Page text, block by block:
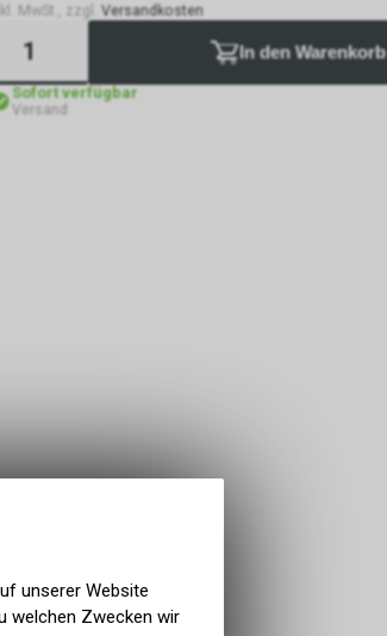
MwSt., zzgl. Versandkosten
In den Warenkorb
Sofort verfügbar
Versand
unserer Website
welchen Zwecken wir